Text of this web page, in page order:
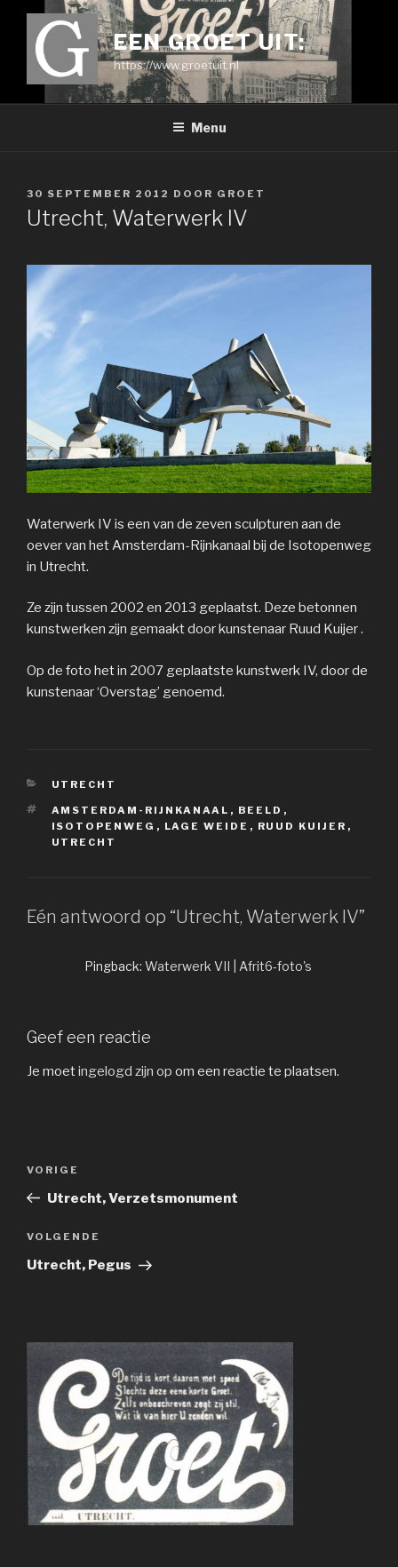
EEN GROET UIT:
https://www.groetuit.nl
Menu
GEPLAATST
OP
30 SEPTEMBER 2012 DOOR GROET
Utrecht, Waterwerk IV
Waterwerk IV is een van de zeven sculpturen aan de
oever van het Amsterdam-Rijnkanaal bij de Isotopenweg
in Utrecht.
Ze zijn tussen 2002 en 2013 geplaatst. Deze betonnen
kunstwerken zijn gemaakt door kunstenaar Ruud Kuijer .
Op de foto het in 2007 geplaatste kunstwerk IV, door de
kunstenaar ‘Overstag’ genoemd.
CATEGORIEËN
UTRECHT
TAGS
AMSTERDAM-RIJNKANAAL , BEELD ,
ISOTOPENWEG , LAGE WEIDE , RUUD KUIJER ,
UTRECHT
Eén antwoord op “Utrecht, Waterwerk IV”
Pingback: Waterwerk VII | Afrit6-foto's
Geef een reactie
Je moetingelogd zijn op om een reactie te plaatsen.
Vorig
bericht
VORIGE
Utrecht, Verzetsmonument
Volgend
bericht
VOLGENDE
Utrecht, Pegus